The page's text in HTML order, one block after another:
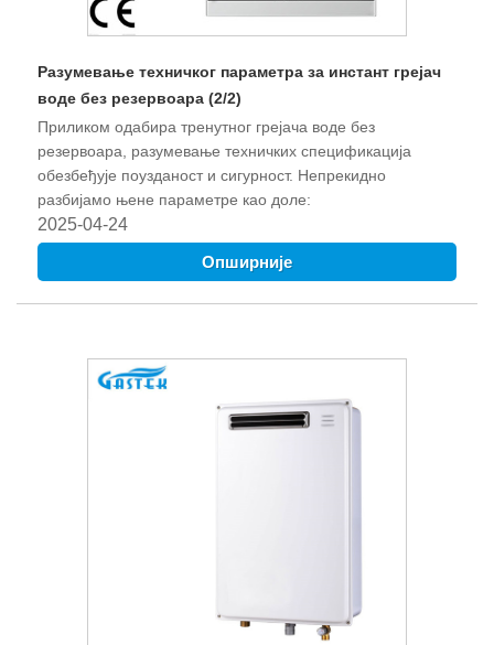
Разумевање техничког параметра за инстант грејач
воде без резервоара (2/2)
Приликом одабира тренутног грејача воде без
резервоара, разумевање техничких спецификација
обезбеђује поузданост и сигурност. Непрекидно
разбијамо њене параметре као доле:
2025-04-24
Опширније